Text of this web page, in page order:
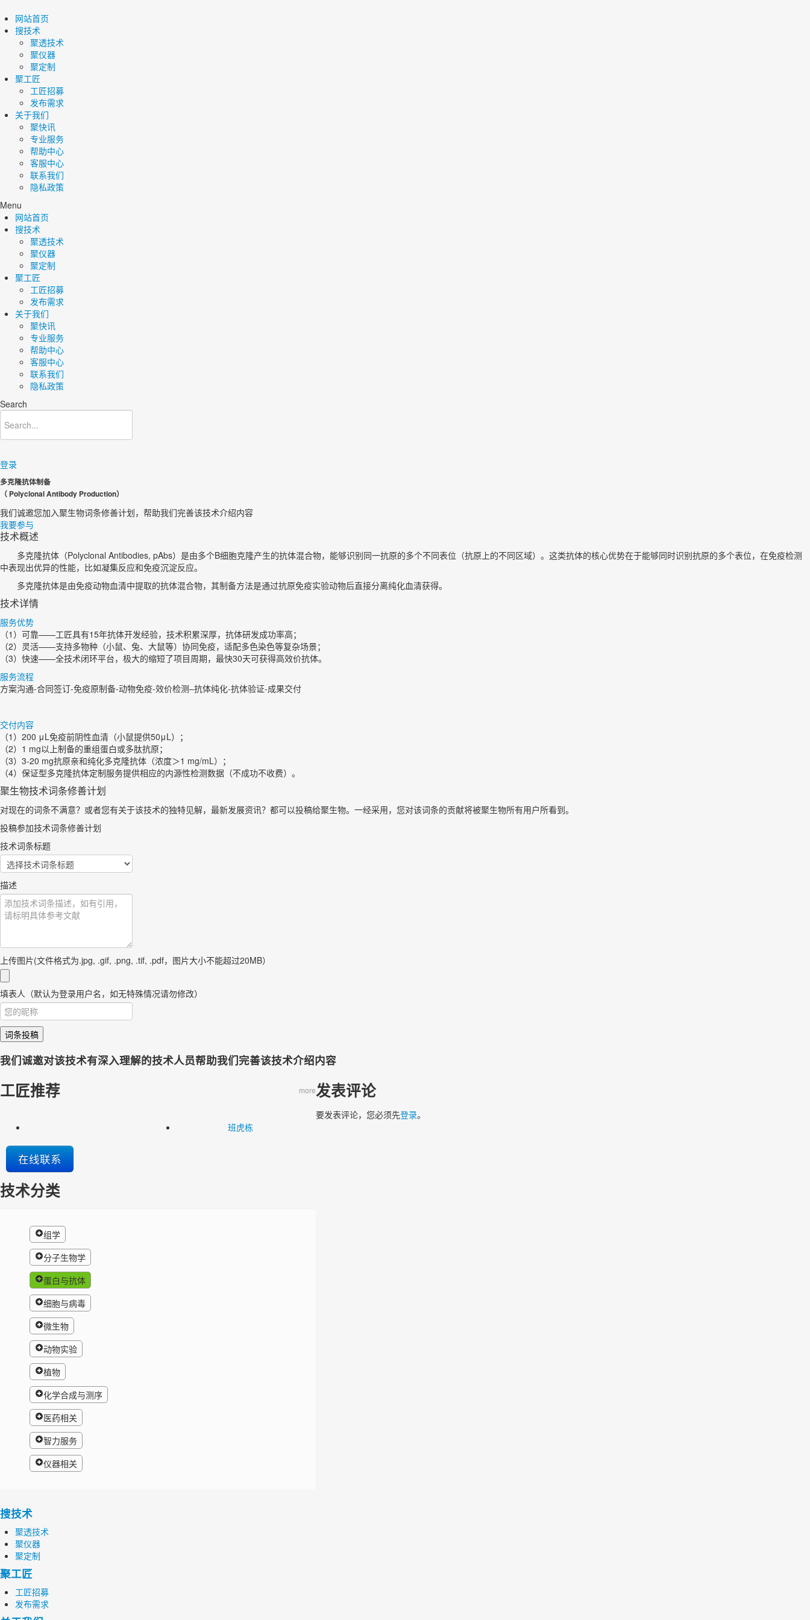
网站首页
搜技术
聚透技术
聚仪器
聚定制
聚工匠
工匠招募
发布需求
关于我们
聚快讯
专业服务
帮助中心
客服中心
联系我们
隐私政策
Menu
网站首页
搜技术
聚透技术
聚仪器
聚定制
聚工匠
工匠招募
发布需求
关于我们
聚快讯
专业服务
帮助中心
客服中心
联系我们
隐私政策
Search
登录
多克隆抗体制备
（ Polyclonal Antibody Production）
我们诚邀您加入聚生物词条修善计划，帮助我们完善该技术介绍内容​
我要参与
技术概述
多克隆抗体（Polyclonal Antibodies, pAbs）是由多个B细胞克隆产生的抗体混合物，能够识别同一抗原的多个不同表位（抗原上的不同区域）。这类抗体的核心优势在于能够同时识别抗原的多个表位，在免疫检测
中表现出优异的性能，比如凝集反应和免疫沉淀反应。
多克隆抗体是由免疫动物血清中提取的抗体混合物，其制备方法是通过抗原免疫实验动物后直接分离纯化血清获得。
技术详情
服务优势
（1）可靠——工匠具有15年抗体开发经验，技术积累深厚，抗体研发成功率高；
（2）灵活——支持多物种（小鼠、兔、大鼠等）协同免疫，适配多色染色等复杂场景；
（3）快速——全技术闭环平台，极大的缩短了项目周期，最快30天可获得高效价抗体。
服务流程
方案沟通-合同签订-免疫原制备-动物免疫-效价检测–抗体纯化-抗体验证-成果交付
交付内容
（1）200 μL免疫前阴性血清（小鼠提供50μL）；
（2）1 mg以上制备的重组蛋白或多肽抗原；
（3）3-20 mg抗原亲和纯化多克隆抗体（浓度＞1 mg/mL）；
（4）保证型多克隆抗体定制服务提供相应的内源性检测数据（不成功不收费）。
聚生物技术词条修善计划
对现在的词条不满意？或者您有关于该技术的独特见解，最新发展资讯？都可以投稿给聚生物。一经采用，您对该词条的贡献将被聚生物所有用户所看到。
投稿参加技术词条修善计划
技术词条标题
描述
上传图片(文件格式为.jpg, .gif, .png, .tif, .pdf，图片大小不能超过20MB）
填表人（默认为登录用户名，如无特殊情况请勿修改）
词条投稿
我们诚邀对该技术有深入理解的技术人员帮助我们完善该技术介绍内容
工匠推荐 more
班虎栋
在线联系
技术分类
组学
分子生物学
蛋白与抗体
细胞与病毒
微生物
动物实验
植物
化学合成与测序
医药相关
智力服务
仪器相关
发表评论
要发表评论，您必须先登录。
搜技术
聚透技术
聚仪器
聚定制
聚工匠
工匠招募
发布需求